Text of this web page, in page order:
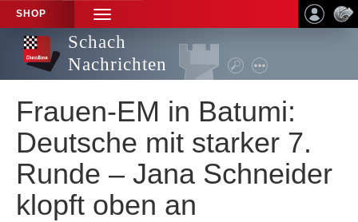
SHOP
TOGGLE
NAVIGATION
Schach
Nachrichten
Frauen-EM in Batumi:
Deutsche mit starker 7.
Runde – Jana Schneider
klopft oben an